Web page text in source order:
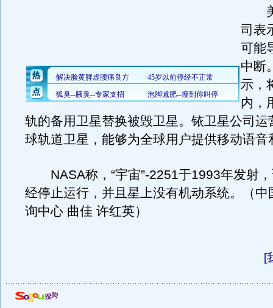
美
司表
可能
中断
示，
内，
轨的备用卫星替换被毁卫星。铱卫星公司运
球轨道卫星，能够为全球用户提供移动语音
NASA称，“宇宙”-2251于1993年发射，
经停止运行，并且星上没有机动系统。（中
询中心 曲佳 许红英）
[